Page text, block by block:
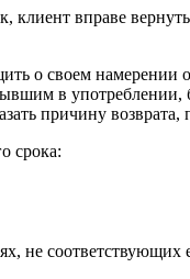
клиент вправе
о своем намерении
в употреблении,
причину
срока:
не соответствующих